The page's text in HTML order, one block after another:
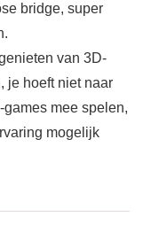
bridge, super
van 3D-
je hoeft niet naar
mee spelen,
mogelijk